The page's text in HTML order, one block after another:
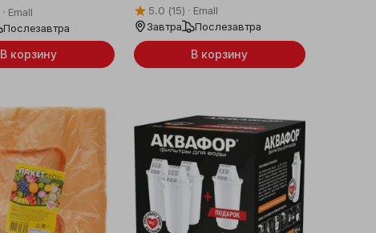
Emall
Послезавтра
В корзину
5.0 (15)
Emall
Завтра
Послезавтра
В корзину